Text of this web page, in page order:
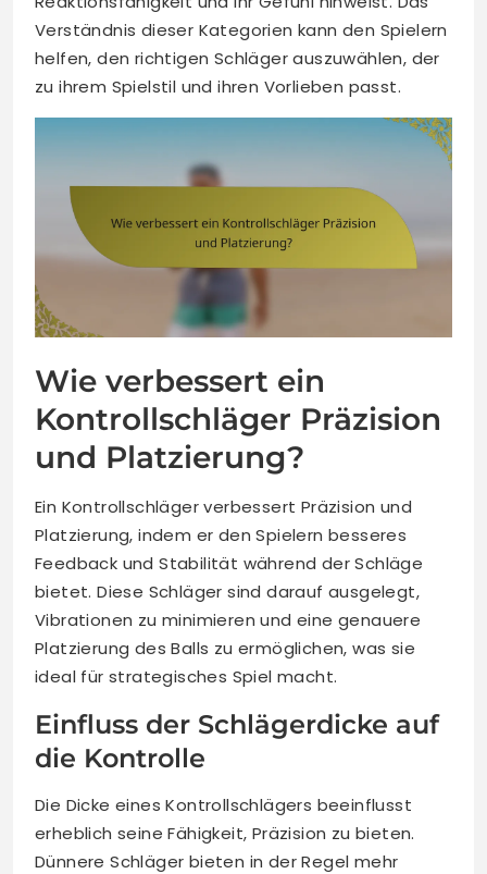
Verständnis dieser Kategorien kann den Spielern
helfen, den richtigen Schläger auszuwählen, der
zu ihrem Spielstil und ihren Vorlieben passt.
Wie verbessert ein
Kontrollschläger Präzision
und Platzierung?
Ein Kontrollschläger verbessert Präzision und
Platzierung, indem er den Spielern besseres
Feedback und Stabilität während der Schläge
bietet. Diese Schläger sind darauf ausgelegt,
Vibrationen zu minimieren und eine genauere
Platzierung des Balls zu ermöglichen, was sie
ideal für strategisches Spiel macht.
Einfluss der Schlägerdicke auf
die Kontrolle
Die Dicke eines Kontrollschlägers beeinflusst
erheblich seine Fähigkeit, Präzision zu bieten.
Dünnere Schläger bieten in der Regel mehr